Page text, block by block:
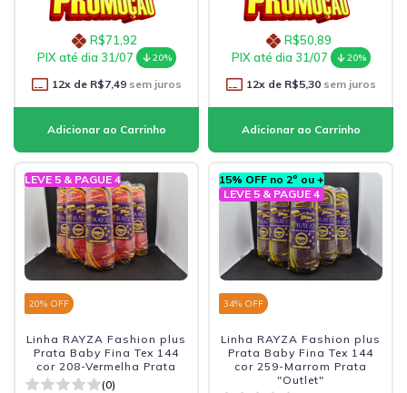
R$71,92
PIX até dia 31/07
20%
12x de R$7,49sem juros
R$50,89
PIX até dia 31/07
20%
12x de R$5,30sem juros
LEVE 5 & PAGUE 4
20% OFF
Linha RAYZA Fashion plus
Prata Baby Fina Tex 144
cor 208-Vermelha Prata
(0)
15% OFF no 2º ou +
LEVE 5 & PAGUE 4
34% OFF
Linha RAYZA Fashion plus
Prata Baby Fina Tex 144
cor 259-Marrom Prata
"Outlet"